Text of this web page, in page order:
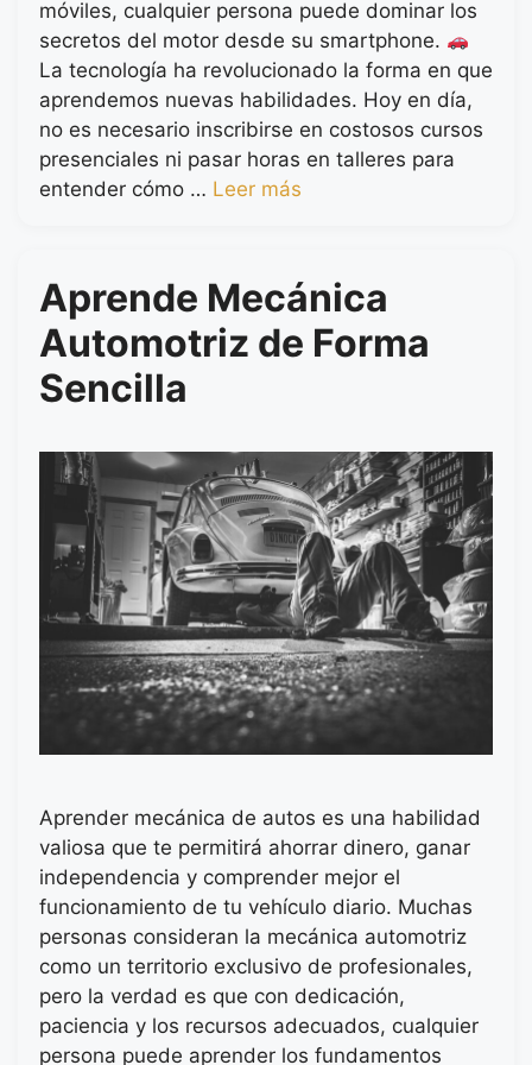
móviles, cualquier persona puede dominar los
secretos del motor desde su smartphone.
La tecnología ha revolucionado la forma en que
aprendemos nuevas habilidades. Hoy en día,
no es necesario inscribirse en costosos cursos
presenciales ni pasar horas en talleres para
entender cómo … Leer más
Aprende Mecánica
Automotriz de Forma
Sencilla
Aprender mecánica de autos es una habilidad
valiosa que te permitirá ahorrar dinero, ganar
independencia y comprender mejor el
funcionamiento de tu vehículo diario. Muchas
personas consideran la mecánica automotriz
como un territorio exclusivo de profesionales,
pero la verdad es que con dedicación,
paciencia y los recursos adecuados, cualquier
persona puede aprender los fundamentos